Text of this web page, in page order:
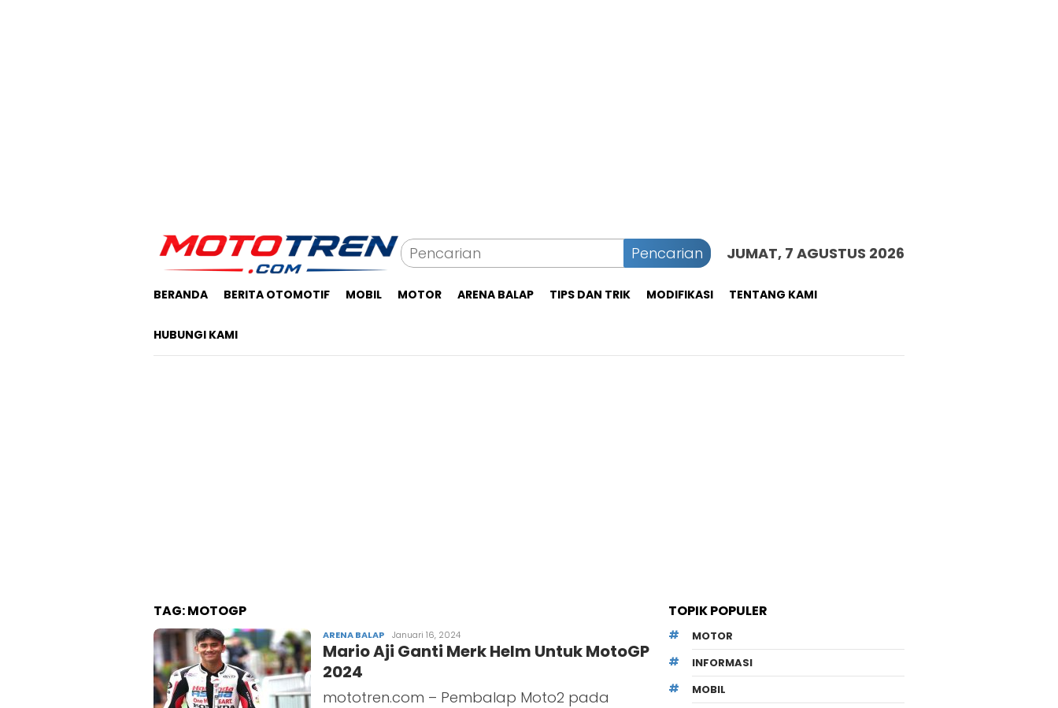
Pencarian JUMAT, 7 AGUSTUS 2026
BERANDA BERITA OTOMOTIF MOBIL MOTOR ARENA BALAP TIPS DAN TRIK MODIFIKASI TENTANG KAMI
HUBUNGI KAMI
TAG:MOTOGP
ARENA BALAP Irman
Sulistyadi
Januari 16, 2024
Mario Aji Ganti Merk Helm Untuk MotoGP
2024
mototren.com – Pembalap Moto2 pada
TOPIK POPULER
MOTOR
INFORMASI
MOBIL